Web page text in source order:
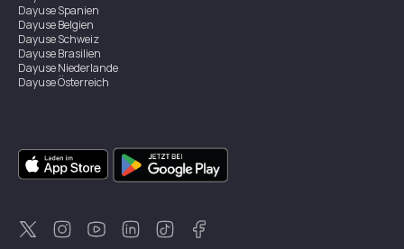
DayuseSpanien
DayuseBelgien
DayuseSchweiz
DayuseBrasilien
DayuseNiederlande
DayuseÖsterreich
DayuseSingapur
DayuseZweden
DayuseThailand
DayuseNeuseeland
DayuseTürkei